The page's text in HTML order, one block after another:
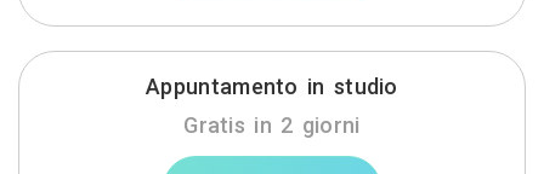
Appuntamento in studio
Gratis in 2 giorni